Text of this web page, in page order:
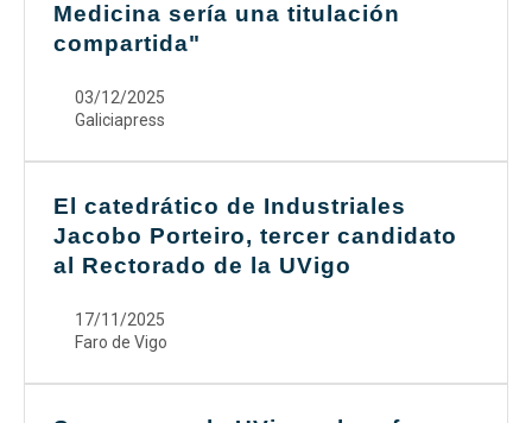
Medicina sería una titulación
compartida"
03/12/2025
Galiciapress
El catedrático de Industriales
Jacobo Porteiro, tercer candidato
al Rectorado de la UVigo
17/11/2025
Faro de Vigo